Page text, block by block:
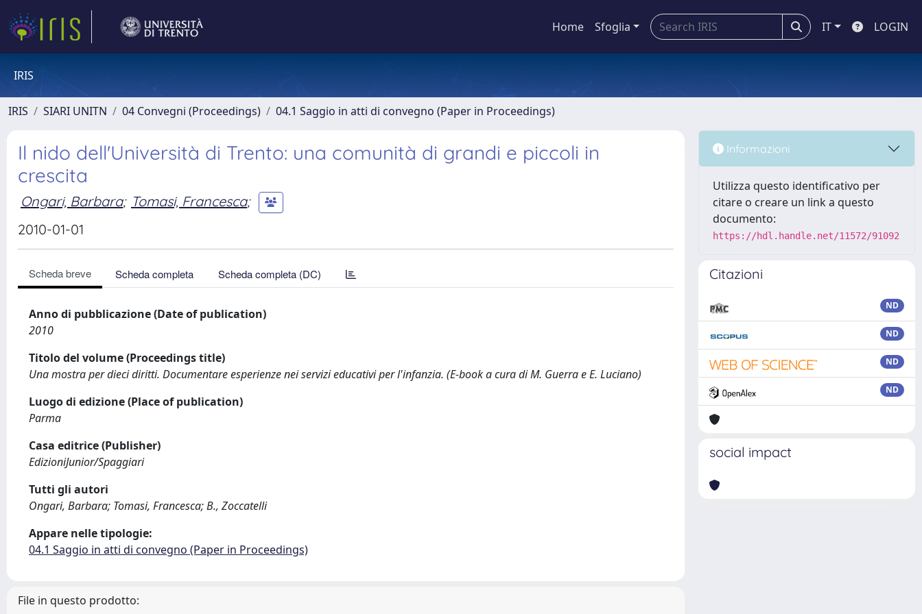
Home Sfoglia IT LOGIN
IRIS
IRIS SIARI UNITN 04 Convegni (Proceedings) 04.1 Saggio in atti di convegno (Paper in Proceedings)
Il nido dell'Università di Trento: una comunità di grandi e piccoli in
crescita
Ongari, Barbara; Tomasi, Francesca;
2010-01-01
Scheda breve Scheda completa Scheda completa (DC)
Anno di pubblicazione (Date of publication)
2010
Titolo del volume (Proceedings title)
Una mostra per dieci diritti. Documentare esperienze nei servizi educativi per l'infanzia. (E-book a cura di M. Guerra e E. Luciano)
Luogo di edizione (Place of publication)
Parma
Casa editrice (Publisher)
EdizioniJunior/Spaggiari
Tutti gli autori
Ongari, Barbara; Tomasi, Francesca; B., Zoccatelli
Appare nelle tipologie:
04.1 Saggio in atti di convegno (Paper in Proceedings)
File in questo prodotto:
Informazioni
Utilizza questo identificativo per
citare o creare un link a questo
documento:
https://hdl.handle.net/11572/91092
Citazioni
ND
ND
ND
ND
social impact